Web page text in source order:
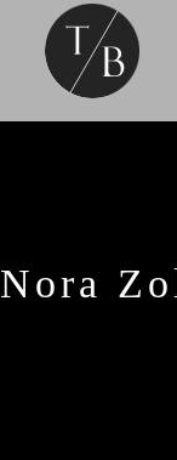
Nora